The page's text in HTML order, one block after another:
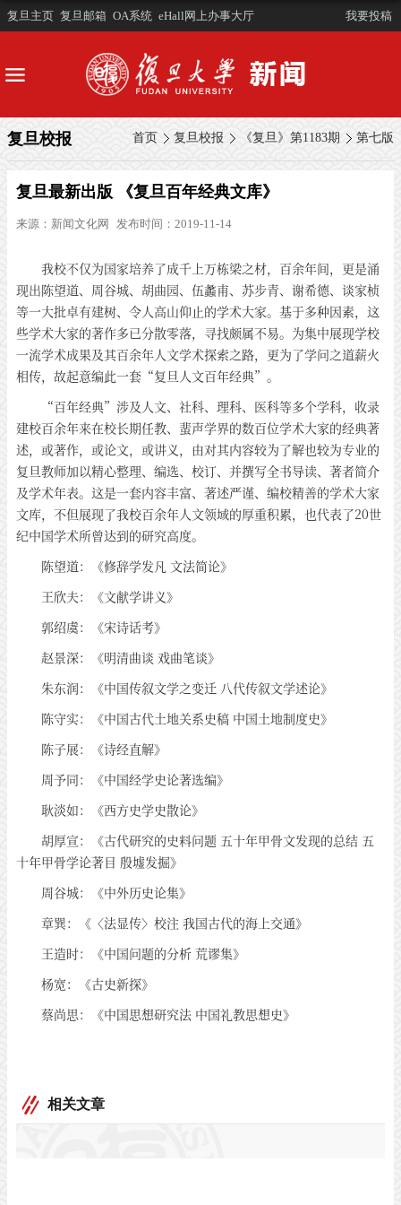
复旦主页 复旦邮箱 OA系统 eHall网上办事大厅 我要投稿
首页 复旦校报 《复旦》第1183期 第七版
复旦校报
复旦最新出版 《复旦百年经典文库》
来源： 新闻文化网 发布时间：2019-11-14
我校不仅为国家培养了成千上万栋梁之材，百余年间，更是涌
现出陈望道、周谷城、胡曲园、伍蠡甫、苏步青、谢希德、谈家桢
等一大批卓有建树、令人高山仰止的学术大家。基于多种因素，这
些学术大家的著作多已分散零落，寻找颇属不易。为集中展现学校
一流学术成果及其百余年人文学术探索之路，更为了学问之道薪火
相传，故起意编此一套“复旦人文百年经典”。
“百年经典”涉及人文、社科、理科、医科等多个学科，收录
建校百余年来在校长期任教、蜚声学界的数百位学术大家的经典著
述，或著作，或论文，或讲义，由对其内容较为了解也较为专业的
复旦教师加以精心整理、编选、校订、并撰写全书导读、著者简介
及学术年表。这是一套内容丰富、著述严谨、编校精善的学术大家
文库，不但展现了我校百余年人文领域的厚重积累，也代表了20世
纪中国学术所曾达到的研究高度。
陈望道：《修辞学发凡 文法简论》
王欣夫：《文献学讲义》
郭绍虞：《宋诗话考》
赵景深：《明清曲谈 戏曲笔谈》
朱东润：《中国传叙文学之变迁 八代传叙文学述论》
陈守实：《中国古代土地关系史稿 中国土地制度史》
陈子展：《诗经直解》
周予同：《中国经学史论著选编》
耿淡如：《西方史学史散论》
胡厚宣：《古代研究的史料问题 五十年甲骨文发现的总结 五
十年甲骨学论著目 殷墟发掘》
周谷城：《中外历史论集》
章巽：《〈法显传〉校注 我国古代的海上交通》
王造时：《中国问题的分析 荒谬集》
杨宽：《古史新探》
蔡尚思：《中国思想研究法 中国礼教思想史》
相关文章